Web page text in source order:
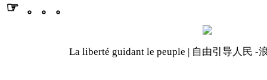
☞ 。。。
La liberté guidant le peuple | 自由引导人民 -